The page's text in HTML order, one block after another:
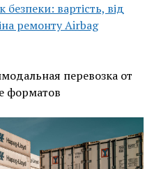
вартість, від
ремонту Airbag
перевозка от
форматов